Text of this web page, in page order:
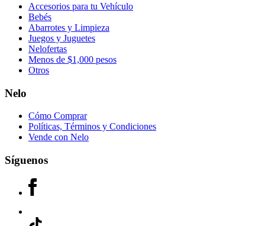
Accesorios para tu Vehículo
Bebés
Abarrotes y Limpieza
Juegos y Juguetes
Nelofertas
Menos de $1,000 pesos
Otros
Nelo
Cómo Comprar
Políticas, Términos y Condiciones
Vende con Nelo
Síguenos